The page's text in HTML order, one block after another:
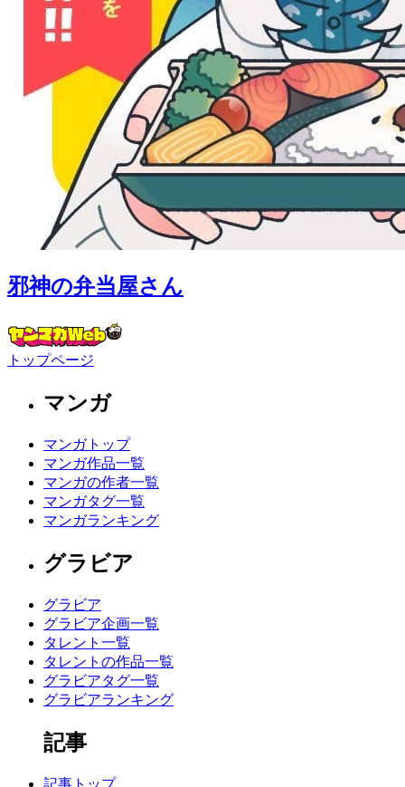
邪神の弁当屋さん
トップページ
マンガ
マンガトップ
マンガ作品一覧
マンガの作者一覧
マンガタグ一覧
マンガランキング
グラビア
グラビア
グラビア企画一覧
タレント一覧
タレントの作品一覧
グラビアタグ一覧
グラビアランキング
記事
記事トップ